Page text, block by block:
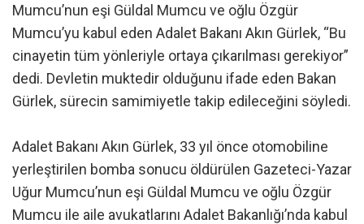
Mumcu’nun eşi Güldal Mumcu ve oğlu Özgür
Mumcu’yu kabul eden Adalet Bakanı Akın Gürlek, “Bu
cinayetin tüm yönleriyle ortaya çıkarılması gerekiyor”
dedi. Devletin muktedir olduğunu ifade eden Bakan
Gürlek, sürecin samimiyetle takip edileceğini söyledi.
Adalet Bakanı Akın Gürlek, 33 yıl önce otomobiline
yerleştirilen bomba sonucu öldürülen Gazeteci-Yazar
Uğur Mumcu’nun eşi Güldal Mumcu ve oğlu Özgür
Mumcu ile aile avukatlarını Adalet Bakanlığı’nda kabul